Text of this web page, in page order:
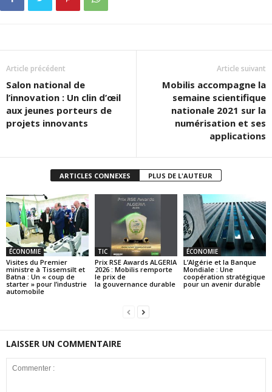
Article précédent
Salon national de
l’innovation : Un clin d’œil
aux jeunes porteurs de
projets innovants
Article suivant
Mobilis accompagne la
semaine scientifique
nationale 2021 sur la
numérisation et ses
applications
ARTICLES CONNEXES PLUS DE L'AUTEUR
ÉCONOMIE
Visites du Premier
ministre à Tissemsilt et
Batna : Un « coup de
starter » pour l’industrie
automobile
TIC
Prix RSE Awards ALGERIA
2026 : Mobilis remporte
le prix de
la gouvernance durable
ÉCONOMIE
L’Algérie et la Banque
Mondiale : Une
coopération stratégique
pour un avenir durable
LAISSER UN COMMENTAIRE